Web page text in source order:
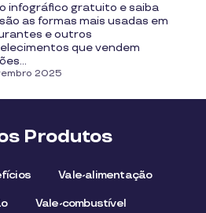
infográfico gratuito e saiba
as formas mais usadas em
e outros
que vendem
2025
Produtos
Vale-alimentação
Vale-combustível